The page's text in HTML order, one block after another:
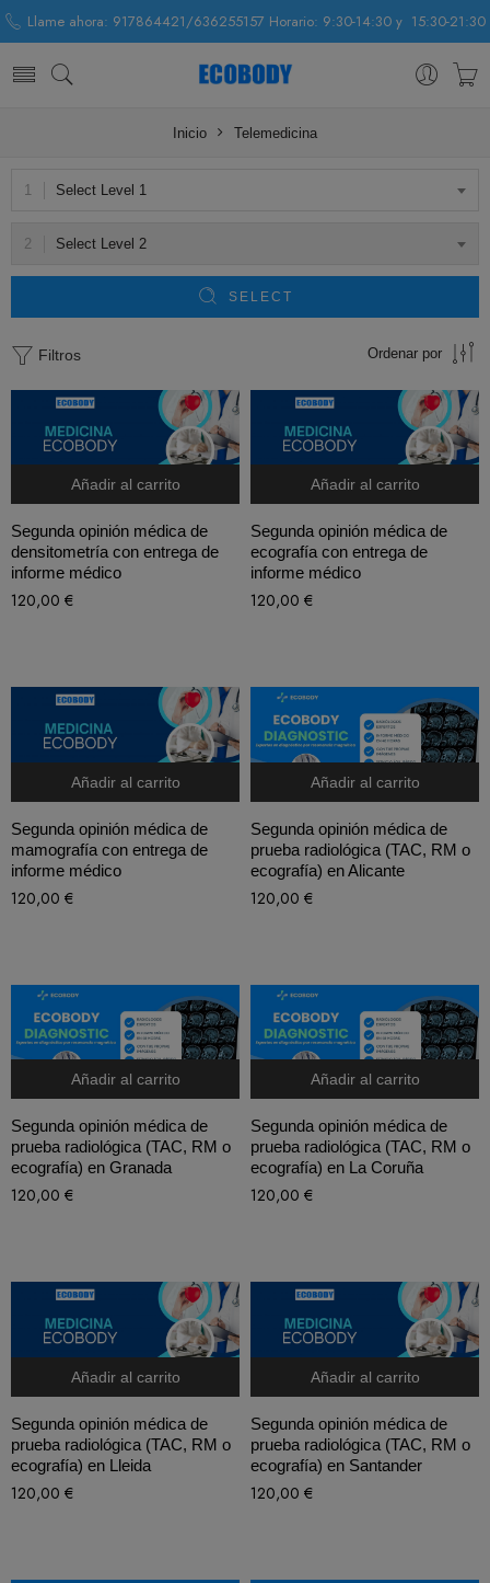
Llame ahora: 917864421/636255157 Horario: 9:30-14:30 y 15:30-21:30
Inicio Telemedicina
Select Level 1
Select Level 2
SELECT
Filtros Ordenar por
Añadir al carrito
Segunda opinión médica de
densitometría con entrega de
informe médico
120,00 €
Añadir al carrito
Segunda opinión médica de
ecografía con entrega de
informe médico
120,00 €
Añadir al carrito
Segunda opinión médica de
mamografía con entrega de
informe médico
120,00 €
Añadir al carrito
Segunda opinión médica de
prueba radiológica (TAC, RM o
ecografía) en Alicante
120,00 €
Añadir al carrito
Segunda opinión médica de
prueba radiológica (TAC, RM o
ecografía) en Granada
120,00 €
Añadir al carrito
Segunda opinión médica de
prueba radiológica (TAC, RM o
ecografía) en La Coruña
120,00 €
Añadir al carrito
Segunda opinión médica de
prueba radiológica (TAC, RM o
ecografía) en Lleida
120,00 €
Añadir al carrito
Segunda opinión médica de
prueba radiológica (TAC, RM o
ecografía) en Santander
120,00 €